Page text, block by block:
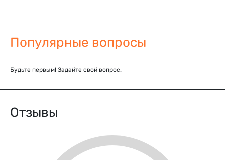
Популярные вопросы
Будьте первым! Задайте свой вопрос.
Отзывы